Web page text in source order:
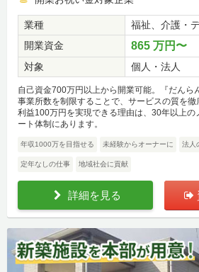
業種
福祉、介護・
開業資金
865 万円〜
対象 個人・法人
自己資金700万円以上から開業可能。『だんら
事業所数を制限することで、サービスの質を
利益100万円を実現できる理由は、30年以上の
ート体制にあります。
年収1000万を目指せる 未経験からオーナーに 法人
定年なしの仕事 地域社会に貢献
詳細を見る